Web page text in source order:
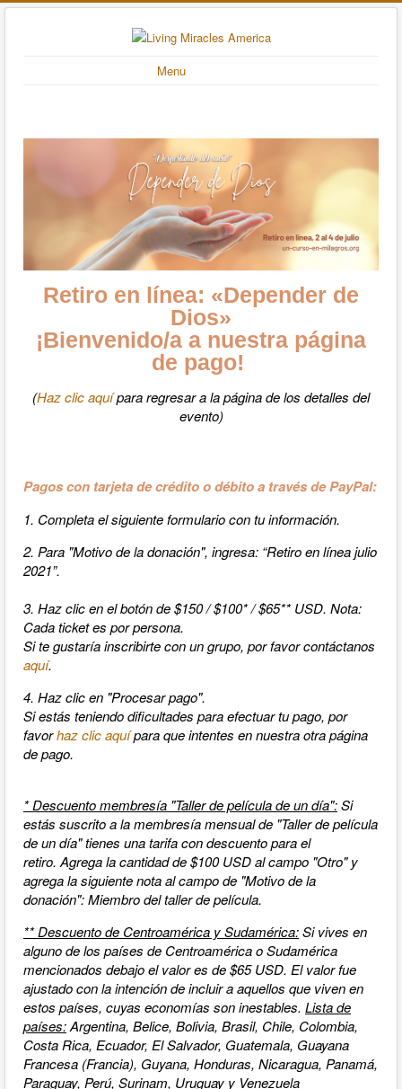
Menu
Retiro en línea: «Depender de
Dios»
¡Bienvenido/a a nuestra página
de pago!
(Haz clic aquípara regresar a la página de los detalles del
evento)
Pagos con tarjeta de crédito o débito a través de PayPal:
1. Completa el siguiente formulario con tu información.
2. Para "Motivo de la donación", ingresa: “Retiro en línea julio
2021”.
3. Haz clic en el botón de $150 / $100* / $65** USD. Nota:
Cada ticket es por persona.
Si te gustaría inscribirte con un grupo, por favor contáctanos
aquí.
4. Haz clic en "Procesar pago".
Si estás teniendo dificultades para efectuar tu pago, por
favorhaz clic aquípara que intentes en nuestra otra página
de pago.
* Descuento membresía "Taller de película de un día":Si
estás suscrito a la membresía mensual de "Taller de película
de un día" tienes una tarifa con descuento para el
retiro. Agrega la cantidad de $100 USD al campo "Otro" y
agrega la siguiente nota al campo de "Motivo de la
donación": Miembro del taller de película.
** Descuento de Centroamérica y Sudamérica:Si vives en
alguno de los países de Centroamérica o Sudamérica
mencionados debajo el valor es de $65 USD. El valor fue
ajustado con la intención de incluir a aquellos que viven en
estos países, cuyas economías son inestables. Lista de
países:Argentina, Belice, Bolivia, Brasil, Chile, Colombia,
Costa Rica, Ecuador, El Salvador, Guatemala, Guayana
Francesa (Francia), Guyana, Honduras, Nicaragua, Panamá,
Paraguay, Perú, Surinam, Uruguay y Venezuela